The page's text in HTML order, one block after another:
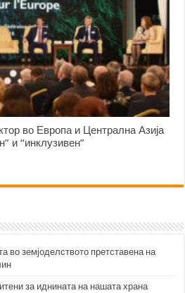
во Европа и Централна Азија
и “инклузивен”
во земјоделството претставена на
за иднината на нашата храна